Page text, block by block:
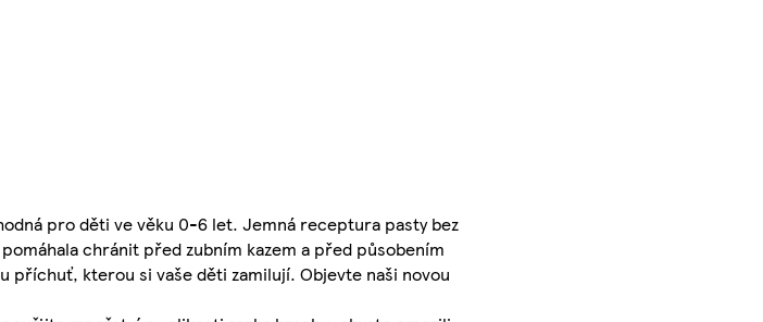
pro děti ve věku 0-6 let. Jemná receptura pasty bez
chránit před zubním kazem a před působením
příchuť, kterou si vaše děti zamilují. Objevte naši novou